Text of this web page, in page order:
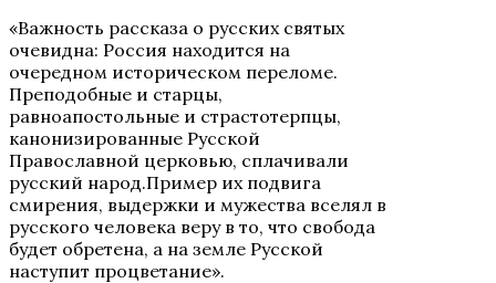
«Важность рассказа о русских святых
очевидна: Россия находится на
очередном историческом переломе.
Преподобные и старцы,
равноапостольные и страстотерпцы,
канонизированные Русской
Православной церковью, сплачивали
русский народ.Пример их подвига
смирения, выдержки и мужества вселял в
русского человека веру в то, что свобода
будет обретена, а на земле Русской
наступит процветание».